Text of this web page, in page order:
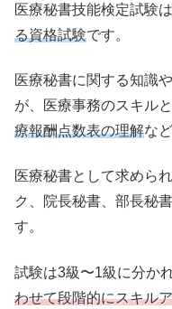
医療秘書技能検定試験は
る資格試験です。
医療秘書に関する知識
が、医療事務のスキル
療報酬点数表の理解な
医療秘書として求めら
ク、院長秘書、部長秘
す。
試験は3級〜1級に分か
わせて段階的にスキル